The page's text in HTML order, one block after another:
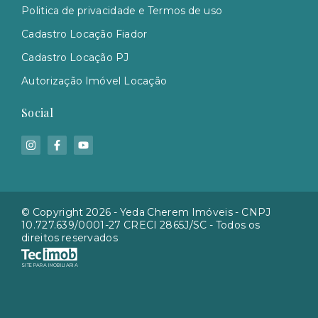
Politica de privacidade e Termos de uso
Cadastro Locação Fiador
Cadastro Locação PJ
Autorização Imóvel Locação
Social
© Copyright 2026 - Yeda Cherem Imóveis - CNPJ
10.727.639/0001-27 CRECI 2865J/SC - Todos os
direitos reservados
SITE PARA IMOBILIARIA